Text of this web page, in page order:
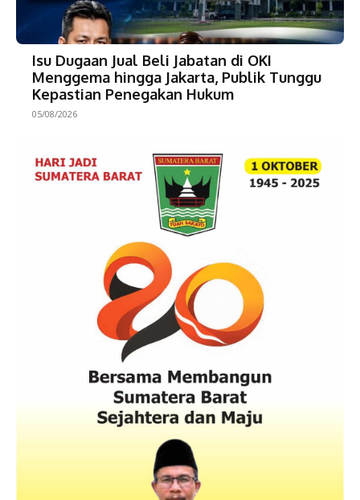
Isu Dugaan Jual Beli Jabatan di OKI
Menggema hingga Jakarta, Publik Tunggu
Kepastian Penegakan Hukum
05/08/2026